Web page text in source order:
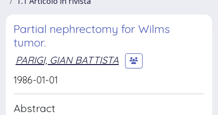
Partial nephrectomy for Wilms
tumor.
PARIGI, GIAN BATTISTA
1986-01-01
Abstract